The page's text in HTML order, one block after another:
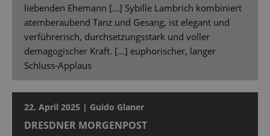
liebenden Ehemann […] Sybille Lambrich kombiniert
atemberaubend Tanz und Gesang, ist elegant und
verführerisch, durchsetzungsstark und voller
demagogischer Kraft. […] euphorischer, langer
Schluss-Applaus
22. April 2025 | Guido Glaner
DRESDNER MORGENPOST